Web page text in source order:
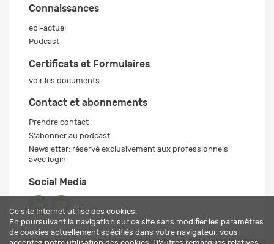
Connaissances
ebi-actuel
Podcast
Certificats et Formulaires
voir les documents
Contact et abonnements
Prendre contact
S'abonner au podcast
Newsletter: réservé exclusivement aux professionnels
avec login
Social Media
Ce site Internet utilise des cookies.
En poursuivant la navigation sur ce site sans modifier les paramètres
de cookies actuellement spécifiés dans votre navigateur, vous